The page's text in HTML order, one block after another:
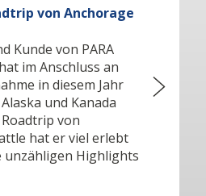
von Anchorage
Kunde von PARA
im Anschluss an
in diesem Jahr
und Kanada
von
hat er viel erlebt
unzähligen Highlights